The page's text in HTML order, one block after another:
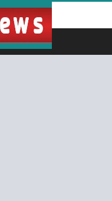
التخطي إلى المحتوى